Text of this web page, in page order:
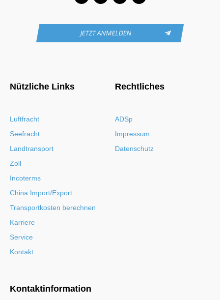
JETZT ANMELDEN
Nützliche Links
Luftfracht
Seefracht
Landtransport
Zoll
Incoterms
China Import/Export
Transportkosten berechnen
Karriere
Service
Kontakt
Rechtliches
ADSp
Impressum
Datenschutz
Kontaktinformation